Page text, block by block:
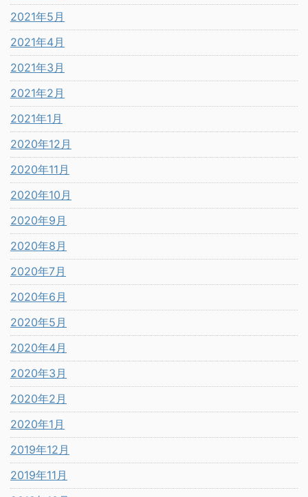
2021年5月
2021年4月
2021年3月
2021年2月
2021年1月
2020年12月
2020年11月
2020年10月
2020年9月
2020年8月
2020年7月
2020年6月
2020年5月
2020年4月
2020年3月
2020年2月
2020年1月
2019年12月
2019年11月